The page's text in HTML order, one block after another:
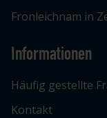
Fronleichnam in
Informationen
Häufig gestellte
Kontakt